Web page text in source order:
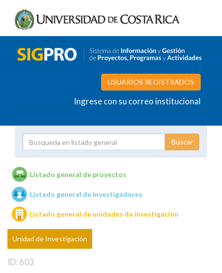
USUARIOS REGISTRADOS
Ingrese con su correo institucional
Unidades de investigación
Listado general de proyectos
Listado general de investigadores
Listado general de unidades de investigación
Unidad de Investigación
ID: 603